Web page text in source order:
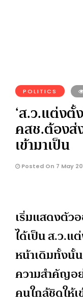
POLITICS
‘ส.ว.แต่งตั้
คสช.ต้องส่
เข้ามาเป็น
Posted On 7 May
เริ่มแสดงตัว
ได้เป็น ส.ว.
หน้าเดิมทั้งนั้
ความสำคัญอ
คนใกล้ชิดให้เ